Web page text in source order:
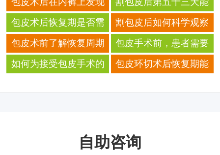
的透明拉丝分泌物，通
常是淋巴液还是组织
液？
去冷水泳池冬泳吗
包皮术后恢复期是否需
要保持规律作息
割包皮后如何科学观察
身体恢复信号
包皮术前了解恢复周期
是否有助于合理安排
包皮手术前，患者需要
了解哪些关于手术同意
如何为接受包皮手术的
包皮环切术后恢复期能
自助咨询